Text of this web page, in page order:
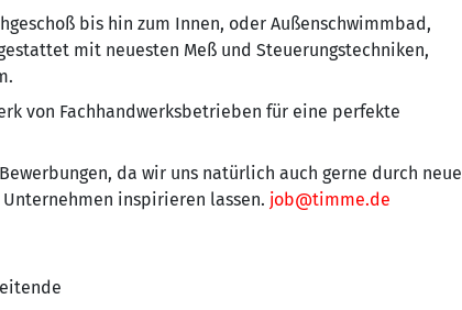
bis hin zum Innen, oder Außenschwimmbad,
mit neuesten Meß und Steuerungstechniken,
von Fachhandwerksbetrieben für eine perfekte
da wir uns natürlich auch gerne durch neue
inspirieren lassen. job@timme.de